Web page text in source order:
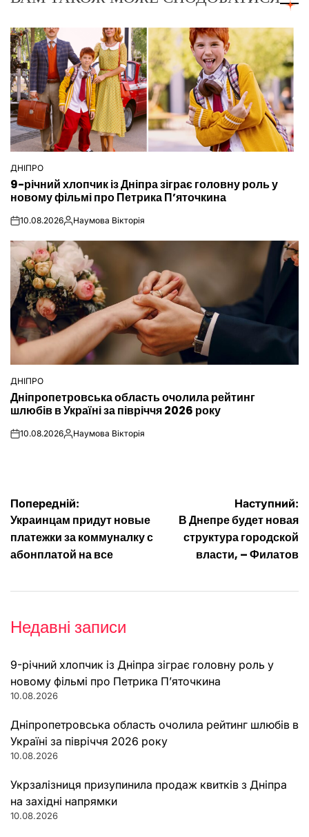
ОПУБЛІКУВАТИ
У
ДНІПРО
9-річний хлопчик із Дніпра зіграє головну роль у
новому фільмі про Петрика П’яточкина
on10.08.2026Опубліковано
Наумова Вікторія
ОПУБЛІКУВАТИ
У
ДНІПРО
Дніпропетровська область очолила рейтинг
шлюбів в Україні за півріччя 2026 року
on10.08.2026Опубліковано
Наумова Вікторія
Навігація
записів
Попередній:
Украинцам придут новые
платежки за коммуналку с
абонплатой на все
Наступний:
В Днепре будет новая
структура городской
власти, – Филатов
Недавні записи
9-річний хлопчик із Дніпра зіграє головну роль у
новому фільмі про Петрика П’яточкина
10.08.2026
Дніпропетровська область очолила рейтинг шлюбів в
Україні за півріччя 2026 року
10.08.2026
Укрзалізниця призупинила продаж квитків з Дніпра
на західні напрямки
10.08.2026